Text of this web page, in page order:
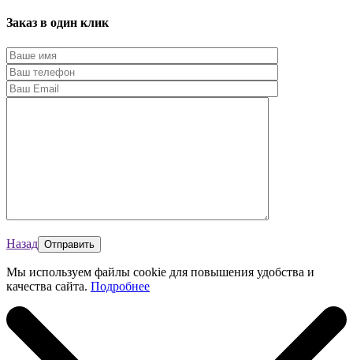
Заказ в один клик
Назад
Мы используем файлы cookie для повышения удобства и
качества сайта. Подробнее